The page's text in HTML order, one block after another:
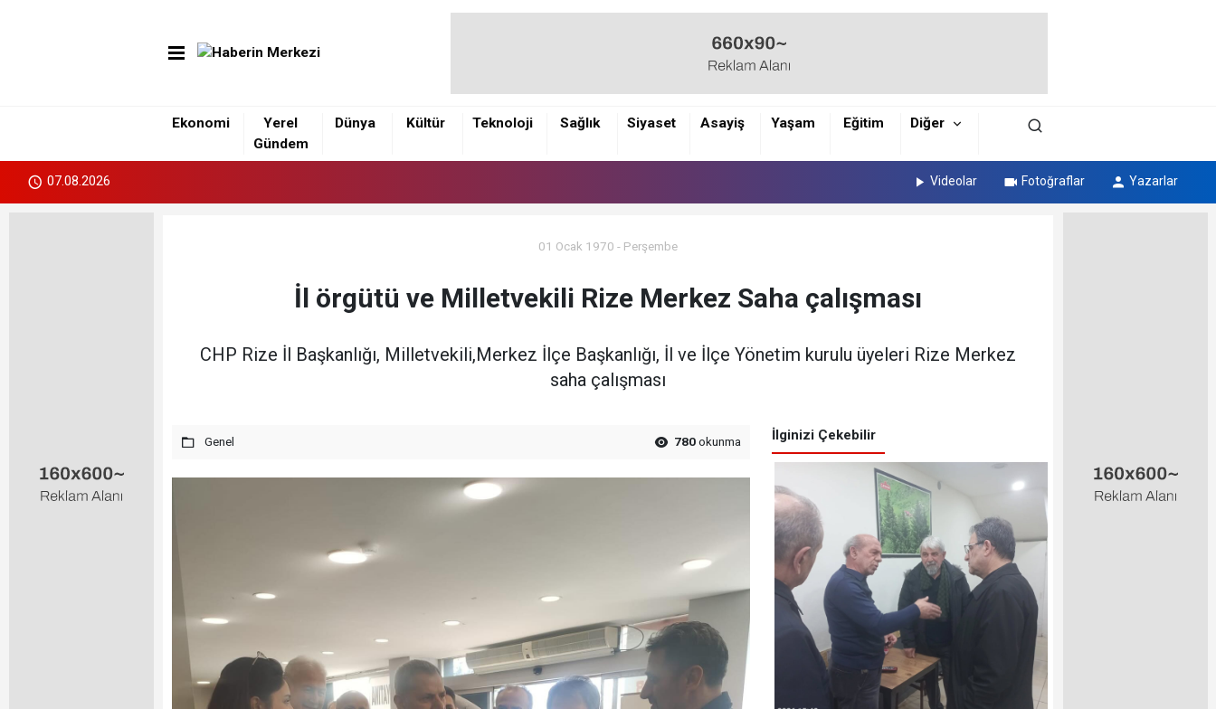
Ekonomi
Yerel
Gündem
Dünya Kültür Teknoloji Sağlık Siyaset Asayiş Yaşam Eğitim Diğer
07.08.2026 Videolar Fotoğraflar Yazarlar
01 Ocak 1970 - Perşembe
İl örgütü ve Milletvekili Rize Merkez Saha çalışması
CHP Rize İl Başkanlığı, Milletvekili,Merkez İlçe Başkanlığı, İl ve İlçe Yönetim kurulu üyeleri Rize Merkez
saha çalışması
Genel 780okunma İlginizi Çekebilir